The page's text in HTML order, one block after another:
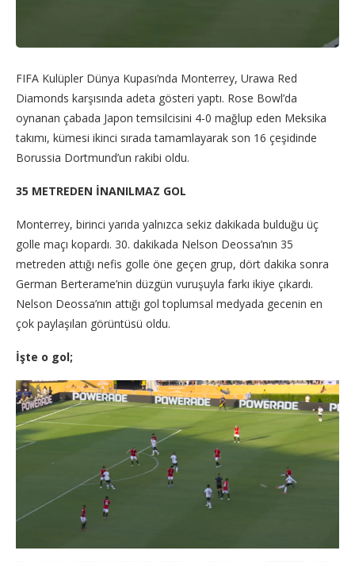
FIFA Kulüpler Dünya Kupası’nda Monterrey, Urawa Red
Diamonds karşısında adeta gösteri yaptı. Rose Bowl’da
oynanan çabada Japon temsilcisini 4-0 mağlup eden Meksika
takımı, kümesi ikinci sırada tamamlayarak son 16 çeşidinde
Borussia Dortmund’un rakibi oldu.
35 METREDEN İNANILMAZ GOL
Monterrey, birinci yarıda yalnızca sekiz dakikada bulduğu üç
golle maçı kopardı. 30. dakikada Nelson Deossa’nın 35
metreden attığı nefis golle öne geçen grup, dört dakika sonra
German Berterame’nin düzgün vuruşuyla farkı ikiye çıkardı.
Nelson Deossa’nın attığı gol toplumsal medyada gecenin en
çok paylaşılan görüntüsü oldu.
İşte o gol;